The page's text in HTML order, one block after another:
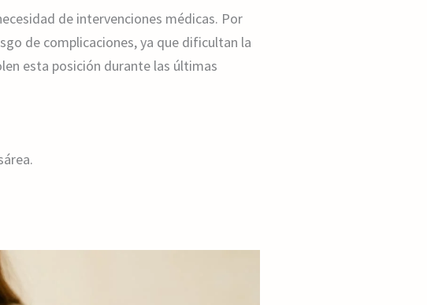
de intervenciones médicas. Por
de complicaciones, ya que dificultan la
esta posición durante las últimas